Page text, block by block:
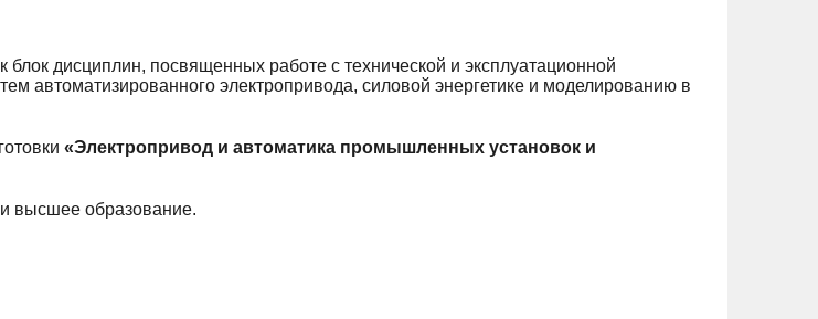
дисциплин, посвященных работе с технической и эксплуатационной
автоматизированного электропривода, силовой энергетике и моделированию в
«Электропривод и автоматика промышленных установок и
высшее образование.